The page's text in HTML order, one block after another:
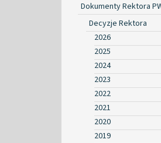
Dokumenty Rektora
Decyzje Rektora
2026
2025
2024
2023
2022
2021
2020
2019